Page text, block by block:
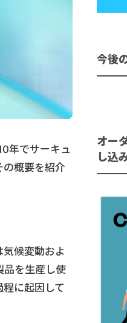
年でサーキュ
の概要を紹介
候変動およ
品を生産し使
に起因して
今後
オー
し込